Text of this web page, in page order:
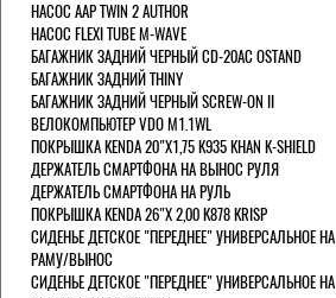
НАСОС AAP TWIN 2 AUTHOR
НАСОС FLEXI TUBE M-WAVE
БАГАЖНИК ЗАДНИЙ ЧЕРНЫЙ СD-20AC OSTAND
БАГАЖНИК ЗАДНИЙ THINY
БАГАЖНИК ЗАДНИЙ ЧЕРНЫЙ SCREW-ON II
ВЕЛОКОМПЬЮТЕР VDO M1.1WL
ПОКРЫШКА KENDA 20"Х1,75 K935 KHAN K-SHIELD
ДЕРЖАТЕЛЬ СМАРТФОНА НА ВЫНОС РУЛЯ
ДЕРЖАТЕЛЬ СМАРТФОНА НА РУЛЬ
ПОКРЫШКА KENDA 26"Х 2,00 K878 KRISP
СИДЕНЬЕ ДЕТСКОЕ "ПЕРЕДНЕЕ" УНИВЕРСАЛЬНОЕ НА
РАМУ/ВЫНОС
СИДЕНЬЕ ДЕТСКОЕ "ПЕРЕДНЕЕ" УНИВЕРСАЛЬНОЕ НА